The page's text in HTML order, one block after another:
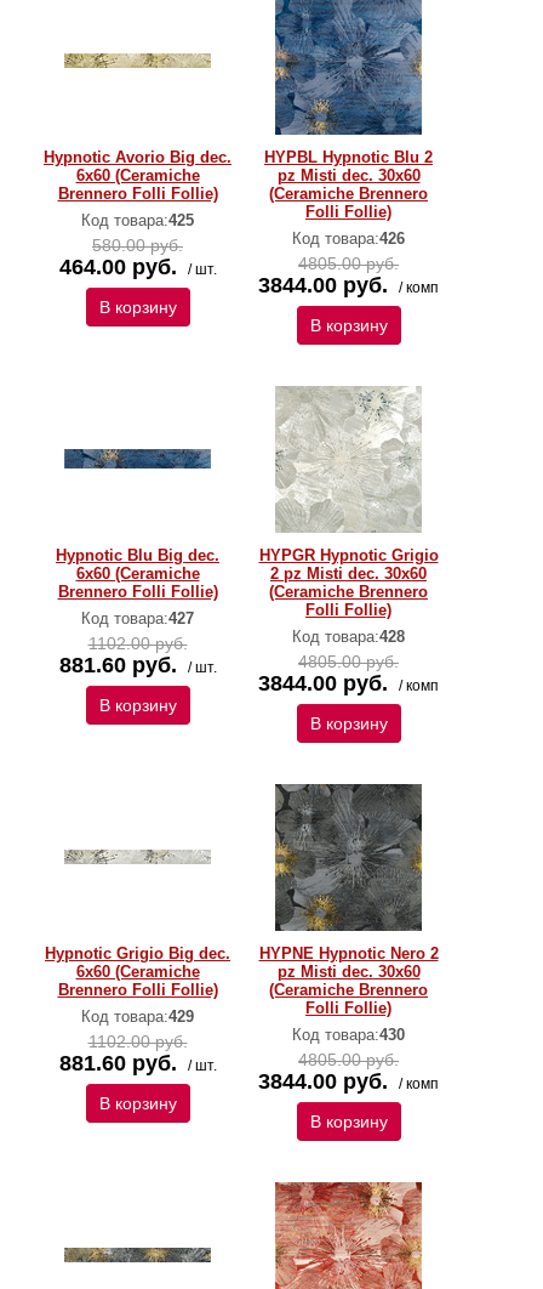
Hypnotic Avorio Big dec.
6x60 (Ceramiche
Brennero Folli Follie)
Код товара:425
580.00 руб.
464.00 руб. / шт.
В корзину
HYPBL Hypnotic Blu 2
pz Misti dec. 30x60
(Ceramiche Brennero
Folli Follie)
Код товара:426
4805.00 руб.
3844.00 руб. / комп
В корзину
Hypnotic Blu Big dec.
6x60 (Ceramiche
Brennero Folli Follie)
Код товара:427
1102.00 руб.
881.60 руб. / шт.
В корзину
HYPGR Hypnotic Grigio
2 pz Misti dec. 30x60
(Ceramiche Brennero
Folli Follie)
Код товара:428
4805.00 руб.
3844.00 руб. / комп
В корзину
Hypnotic Grigio Big dec.
6x60 (Ceramiche
Brennero Folli Follie)
Код товара:429
1102.00 руб.
881.60 руб. / шт.
В корзину
HYPNE Hypnotic Nero 2
pz Misti dec. 30x60
(Ceramiche Brennero
Folli Follie)
Код товара:430
4805.00 руб.
3844.00 руб. / комп
В корзину